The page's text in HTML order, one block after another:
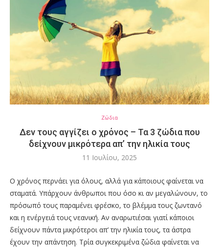
Ζώδια
Δεν τους αγγίζει ο χρόνος – Τα 3 ζώδια που
δείχνουν μικρότερα απ’ την ηλικία τους
11 Ιουλίου, 2025
Ο χρόνος περνάει για όλους, αλλά για κάποιους φαίνεται να
σταματά. Υπάρχουν άνθρωποι που όσο κι αν μεγαλώνουν, το
πρόσωπό τους παραμένει φρέσκο, το βλέμμα τους ζωντανό
και η ενέργειά τους νεανική. Αν αναρωτιέσαι γιατί κάποιοι
δείχνουν πάντα μικρότεροι απ’ την ηλικία τους, τα άστρα
έχουν την απάντηση. Τρία συγκεκριμένα ζώδια φαίνεται να